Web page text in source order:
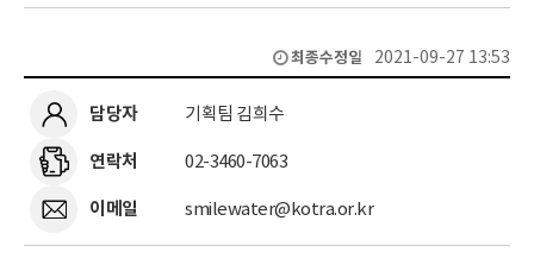
담당자 기획팀 김희수
연락처 02-3460-7063
이메일 smilewater@kotra.or.kr
최종수정일 2021-09-27 13:53